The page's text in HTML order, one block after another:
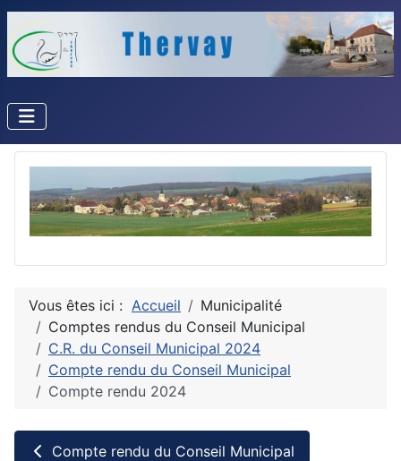
Vous êtes ici : Accueil
Municipalité
Comptes rendus du Conseil Municipal
C.R. du Conseil Municipal 2024
Compte rendu du Conseil Municipal
Compte rendu 2024
Compte rendu du Conseil Municipal